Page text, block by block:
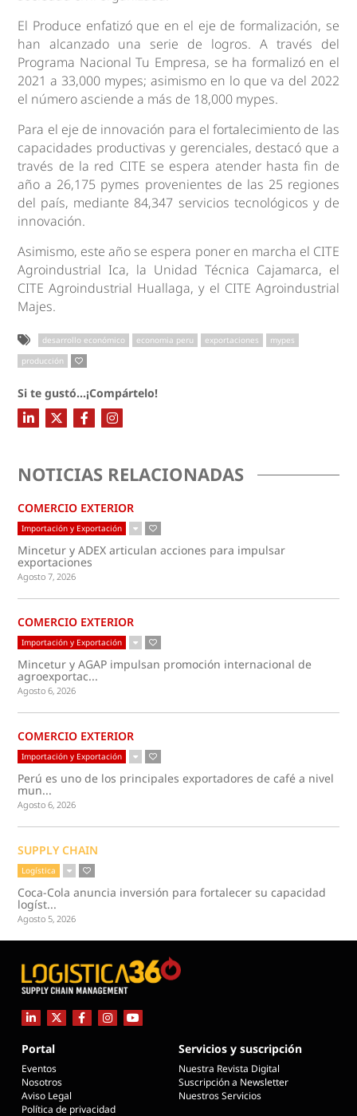
El Produce enfatizó que en el eje de formalización, se
han alcanzado una serie de logros. A través del
Programa Nacional Tu Empresa, se ha formalizó en el
2021 a 33,000 mypes; asimismo en lo que va del 2022
el número asciende a más de 18,000 mypes.
Para el eje de innovación para el fortalecimiento de las
capacidades productivas y gerenciales, destacó que a
través de la red CITE se espera atender hasta fin de
año a 26,175 pymes provenientes de las 25 regiones
del país, mediante 84,347 servicios tecnológicos y de
innovación.
Asimismo, este año se espera poner en marcha el CITE
Agroindustrial Ica, la Unidad Técnica Cajamarca, el
CITE Agroindustrial Huallaga, y el CITE Agroindustrial
Majes.
desarrollo económico economia peru exportaciones
mypes
producción
Si te gustó...¡Compártelo!
NOTICIAS RELACIONADAS
COMERCIO EXTERIOR
Importación y Exportación
Mincetur y ADEX articulan acciones para impulsar
exportaciones
Agosto 7, 2026
COMERCIO EXTERIOR
Importación y Exportación
Mincetur y AGAP impulsan promoción internacional de
agroexportac...
Agosto 6, 2026
COMERCIO EXTERIOR
Importación y Exportación
Perú es uno de los principales exportadores de café a nivel
mun...
Agosto 6, 2026
SUPPLY CHAIN
Logística
Coca-Cola anuncia inversión para fortalecer su capacidad
logíst...
Agosto 5, 2026
Portal
Eventos
Nosotros
Aviso Legal
Política de privacidad
Servicios y suscripción
Nuestra Revista Digital
Suscripción a Newsletter
Nuestros Servicios